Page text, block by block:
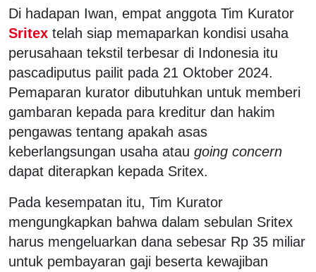
Di hadapan Iwan, empat anggota Tim Kurator
Sritex telah siap memaparkan kondisi usaha
perusahaan tekstil terbesar di Indonesia itu
pascadiputus pailit pada 21 Oktober 2024.
Pemaparan kurator dibutuhkan untuk memberi
gambaran kepada para kreditur dan hakim
pengawas tentang apakah asas
keberlangsungan usaha atau going concern
dapat diterapkan kepada Sritex.
Pada kesempatan itu, Tim Kurator
mengungkapkan bahwa dalam sebulan Sritex
harus mengeluarkan dana sebesar Rp 35 miliar
untuk pembayaran gaji beserta kewajiban